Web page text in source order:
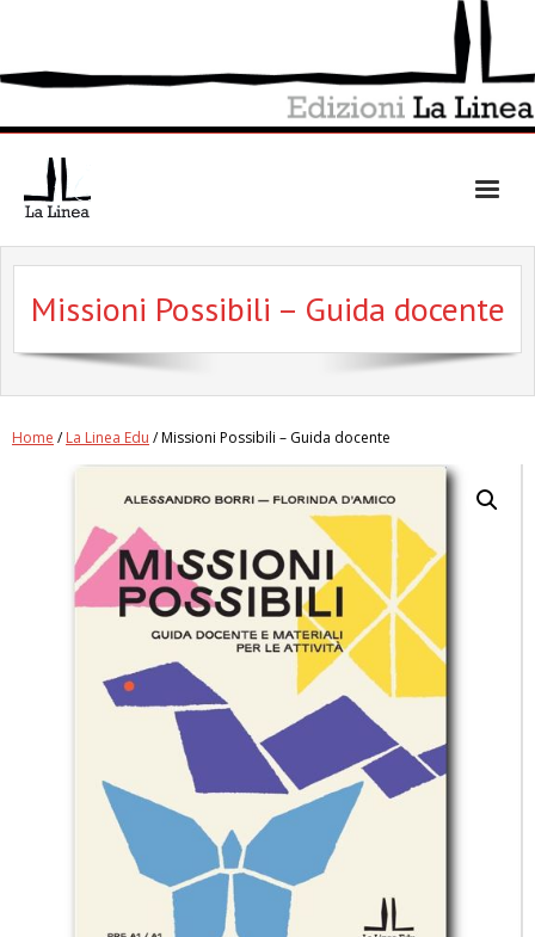
Missioni Possibili – Guida docente
Home /La Linea Edu / Missioni Possibili – Guida docente